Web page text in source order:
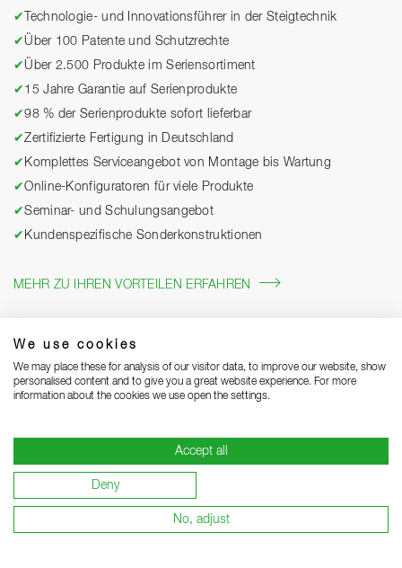
We use cookies
We may place these for analysis of our visitor data, to improve our website, show
personalised content and to give you a great website experience. For more
information about the cookies we use open the settings.
Accept all
Deny
No, adjust
✔
Technologie- und Innovationsführer in der Steigtechnik
✔ Über 100 Patente und Schutzrechte
✔ Über 2.500 Produkte im Seriensortiment
✔ 15 Jahre Garantie auf Serienprodukte
✔98 % der Serienprodukte sofort lieferbar
✔Zertifizierte Fertigung in Deutschland
✔ Komplettes Serviceangebot von Montage bis Wartung
✔Online-Konfiguratoren für viele Produkte
✔Seminar- und Schulungsangebot
✔ Kundenspezifische Sonderkonstruktionen
MEHR ZU IHREN VORTEILEN ERFAHREN
Impressum Datenschutz
Lieferhinweise Garantiebedingungen Lieferant werden